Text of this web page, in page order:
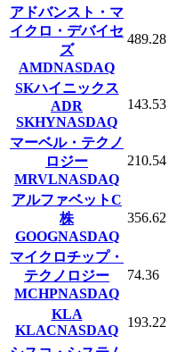
アドバンスト・マ
イクロ・デバイセ
ズ
AMDNASDAQ
489.28
SKハイニックス
ADR
SKHYNASDAQ
143.53
マーベル・テクノ
ロジー
MRVLNASDAQ
210.54
アルファベットC
株
GOOGNASDAQ
356.62
マイクロチップ・
テクノロジー
MCHPNASDAQ
74.36
KLA
KLACNASDAQ
193.22